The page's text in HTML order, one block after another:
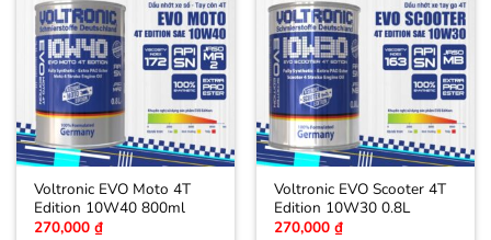
Voltronic EVO Moto 4T
Edition 10W40 800ml
270,000₫
Voltronic EVO Scooter 4T
Edition 10W30 0.8L
270,000₫